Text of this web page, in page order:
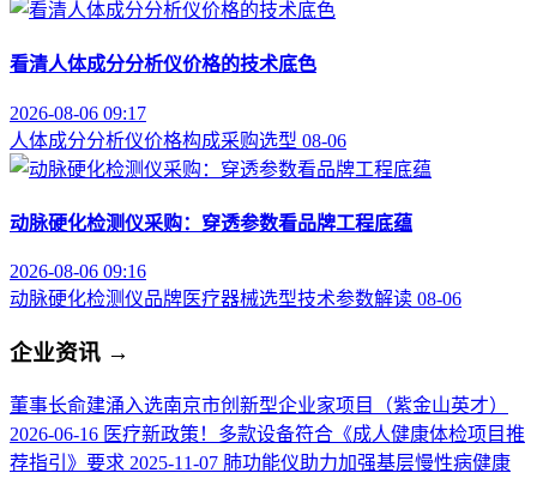
看清人体成分分析仪价格的技术底色
2026-08-06 09:17
人体成分分析仪价格构成采购选型 08-06
动脉硬化检测仪采购：穿透参数看品牌工程底蕴
2026-08-06 09:16
动脉硬化检测仪品牌医疗器械选型技术参数解读 08-06
企业资讯 →
董事长俞建涌入选南京市创新型企业家项目（紫金山英才）
2026-06-16 医疗新政策！多款设备符合《成人健康体检项目推
荐指引》要求 2025-11-07 肺功能仪助力加强基层慢性病健康